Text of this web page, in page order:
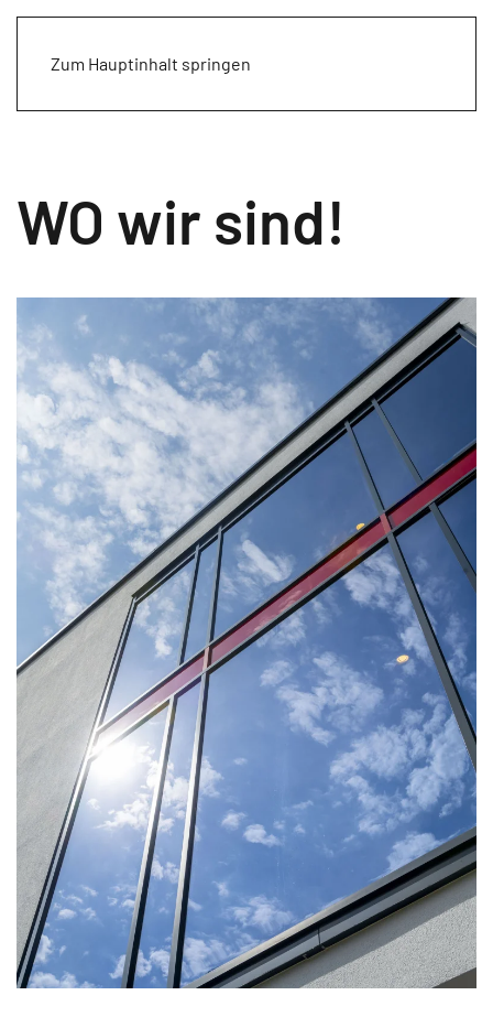
Zum Hauptinhalt springen
WO wir sind!